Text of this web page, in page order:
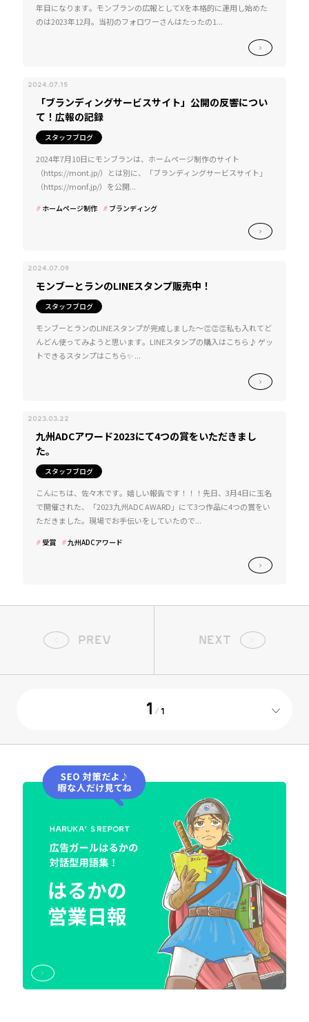
年目になります。モンブランの広報としてXを本格的に運用し始めた
のは2023年12月。当初のフォロワーさんはたったの1...
2024.07.15
「ブランディングサービスサイト」公開の反響につい
て！広報の記録
スタッフブログ
2024年7月10日にモンブランは、ホームページ制作のサイト
（https://mont.jp/）とは別に、「ブランディングサービスサイト」
（https://monf.jp/）を公開...
ホームページ制作 ブランディング
2024.07.09
モンブーとランのLINEスタンプ販売中！
スタッフブログ
モンブーとランのLINEスタンプが完成しました〜👏👏👏私も入れてど
んどん使ってみようと思います。LINEスタンプの購入はこちら♪ ゲッ
トできるスタンプはこちら✨ ...
2023.03.22
九州ADCアワード2023にて4つの賞をいただきまし
た。
スタッフブログ
こんにちは、佐々木です。嬉しい報告です！！！先日、3月4日に玉名
で開催された、「2023九州ADC AWARD」にて3つ作品に4つの賞をい
ただきました。現場でお手伝いをしていたので...
受賞 九州ADCアワード
PREV
1 / 1
NEXT